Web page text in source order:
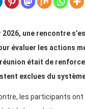
2026, une rencontre
évaluer les actions
était de
exclues du
les participants